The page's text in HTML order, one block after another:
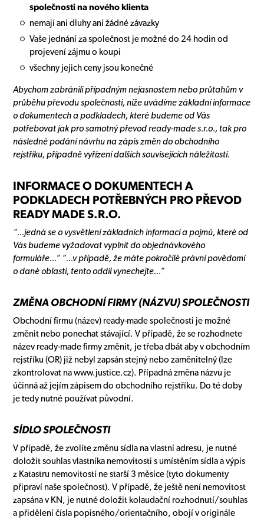
společnosti na nového klienta
nemají ani dluhy ani žádné závazky
Vaše jednání za společnost je možné do 24 hodin od
projevení zájmu o koupi
všechny jejich ceny jsou konečné
Abychom zabránili případným nejasnostem nebo průtahům v
průběhu převodu společnosti, níže uvádíme základní informace
o dokumentech a podkladech, které budeme od Vás
potřebovat jak pro samotný převod ready-made s.r.o., tak pro
následné podání návrhu na zápis změn do obchodního
rejstříku, případně vyřízení dalších souvisejících náležitostí.
INFORMACE O DOKUMENTECH A
PODKLADECH POTŘEBNÝCH PRO PŘEVOD
READY MADE S.R.O.
“...jedná se o vysvětlení základních informací a pojmů, které od
Vás budeme vyžadovat vyplnit do objednávkového
formuláře...” “...v případě, že máte pokročilé právní povědomí
o dané oblasti, tento oddíl vynechejte...”
ZMĚNA OBCHODNÍ FIRMY (NÁZVU) SPOLEČNOSTI
Obchodní firmu (název) ready-made společnosti je možné
změnit nebo ponechat stávající. V případě, že se rozhodnete
název ready-made firmy změnit, je třeba dbát aby v obchodním
rejstříku (OR) již nebyl zapsán stejný nebo zaměnitelný (lze
zkontrolovat na www.justice.cz). Případná změna názvu je
účinná až jejím zápisem do obchodního rejstříku. Do té doby
je tedy nutné používat původní.
SÍDLO SPOLEČNOSTI
V případě, že zvolíte změnu sídla na vlastní adresu, je nutné
doložit souhlas vlastníka nemovitosti s umístěním sídla a výpis
z Katastru nemovitostí ne starší 3 měsíce (tyto dokumenty
připraví naše společnost). V případě, že ještě není nemovitost
zapsána v KN, je nutné doložit kolaudační rozhodnutí/souhlas
a přidělení čísla popisného/orientačního, obojí v originále